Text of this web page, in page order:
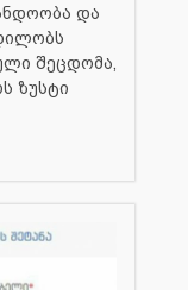
და
შეცდომა,
ზუსტი